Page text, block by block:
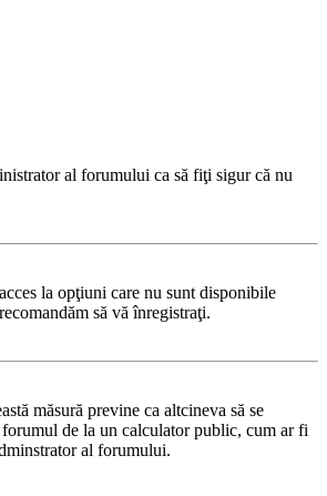
al forumului ca să fiţi sigur că nu
la opţiuni care nu sunt disponibile
să vă înregistraţi.
măsură previne ca altcineva să se
forumul de la un calculator public, cum ar fi
al forumului.